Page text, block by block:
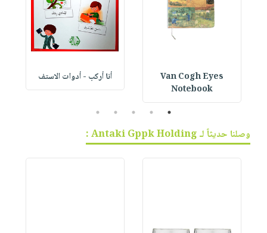
Van Cogh Eyes
Notebook
أنا أركب - أدوات الاستف
1
2
3
4
5
وصلنا حديثاً لـ Antaki Gppk Holding :